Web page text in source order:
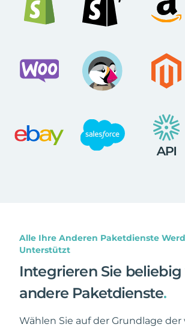
Alle Ihre Anderen Paketdienste
Unterstützt
Integrieren Sie beliebig
andere Paketdienste.
Wählen Sie auf der Grundlage